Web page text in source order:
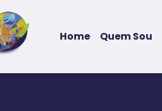
Home Quem Sou